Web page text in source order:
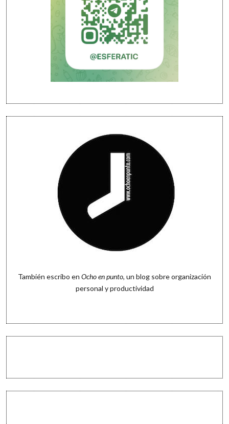
También escribo en Ocho en punto, un blog sobre organización
personal y productividad